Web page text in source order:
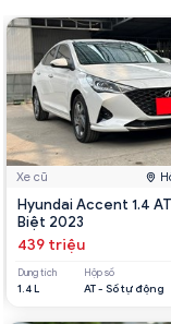
Xe cũ
Hyundai Accent 1.4
Biệt 2023
439 triệu
Dung tích
1.4 L
Hộp số
AT - Số tự động